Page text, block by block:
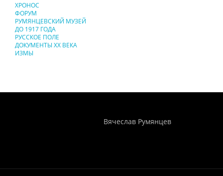
ХРОНОС
ФОРУМ
РУМЯНЦЕВСКИЙ МУЗЕЙ
ДО 1917 ГОДА
РУССКОЕ ПОЛЕ
ДОКУМЕНТЫ XX ВЕКА
ИЗМЫ
Вячеслав Румянцев